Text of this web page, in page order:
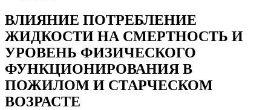
ВЛИЯНИЕ ПОТРЕБЛЕНИЕ
ЖИДКОСТИ НА СМЕРТНОСТЬ И
УРОВЕНЬ ФИЗИЧЕСКОГО
ФУНКЦИОНИРОВАНИЯ В
ПОЖИЛОМ И СТАРЧЕСКОМ
ВОЗРАСТЕ